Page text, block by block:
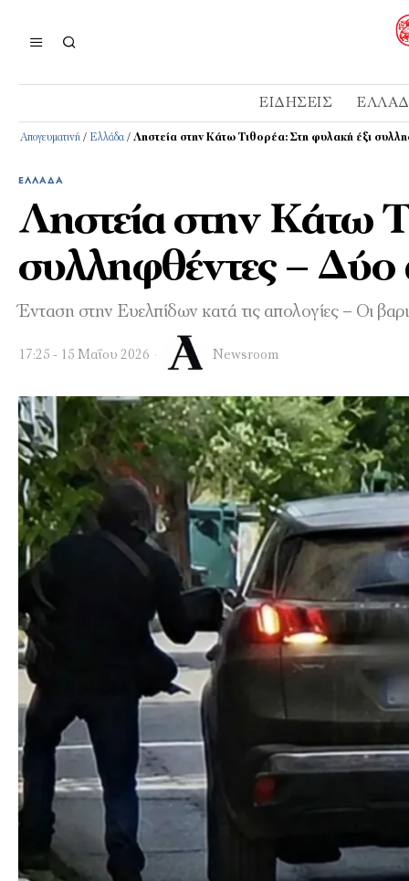
ΕΙΔΉΣΕΙΣ
Απογευματινή / Ελλάδα / Ληστεία στην Κάτω Τιθορέα: Στη φυλακή έξι
ΕΛΛΆΔΑ
Ληστεία στην Κάτω
συλληφθέντες – Δύο
Ένταση στην Ευελπίδων κατά τις απολογίες – Οι
17:25 - 15 Μαΐου 2026 Newsroom